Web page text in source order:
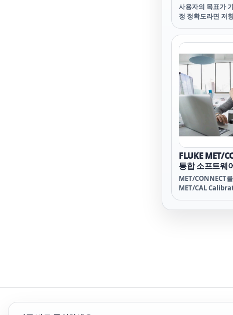
사용자의 목표가
정 정확도라면 저
인 온도측정 비율
한 1595A의 측정
이상입니다. 1에
~ 1.05) 에서
확도는 0.06 ppm
하기 편리하고 더
갖춘 전통적인 저
된 직선성을 발휘
FLUKE MET/
통합 소프트웨
MET/CONNECT
MET/CAL